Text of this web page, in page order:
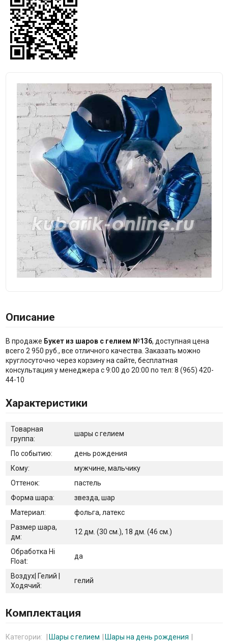
Описание
В продаже Букет из шаров с гелием №136, доступная цена
всего 2 950 руб., все отличного качества. Заказать можно
круглосуточно через корзину на сайте, бесплатная
консультация у менеджера с 9:00 до 20:00 по тел: 8 (965) 420-
44-10
Характеристики
Товарная
группа:
шары с гелием
По событию:
день рождения
Кому:
мужчине, мальчику
Оттенок:
пастель
Форма шара:
звезда, шар
Материал:
фольга, латекс
Размер шара,
дм:
12 дм. (30 см.), 18 дм. (46 см.)
Обработка Hi
Float:
да
Воздух| Гелий |
Ходячий:
гелий
Комплектация
Категории: Шары с гелием Шары на день рождения